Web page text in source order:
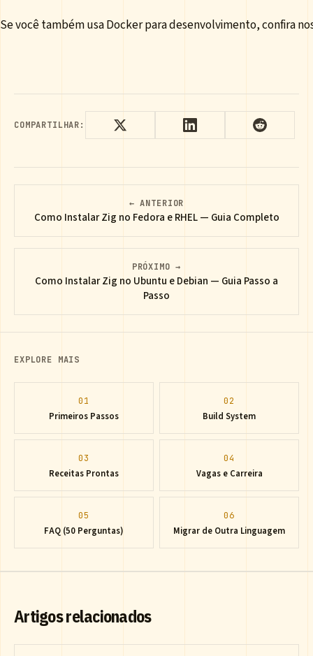
Se você também usa Docker para desenvolvimento, confira
COMPARTILHAR:
← ANTERIOR
Como Instalar Zig no Fedora e RHEL — Guia Completo
PRÓXIMO →
Como Instalar Zig no Ubuntu e Debian — Guia Passo a
Passo
EXPLORE MAIS
01
Primeiros Passos
02
Build System
03
Receitas Prontas
04
Vagas e Carreira
05
FAQ (50 Perguntas)
06
Migrar de Outra Linguagem
Artigos relacionados